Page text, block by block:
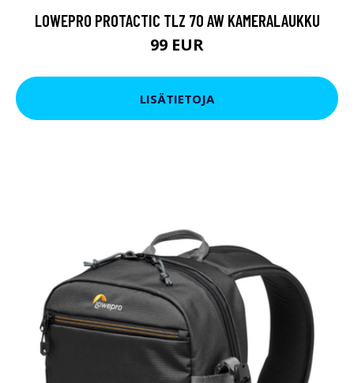
LOWEPRO PROTACTIC TLZ 70 AW KAMERALAUKKU
99 EUR
LISÄTIETOJA